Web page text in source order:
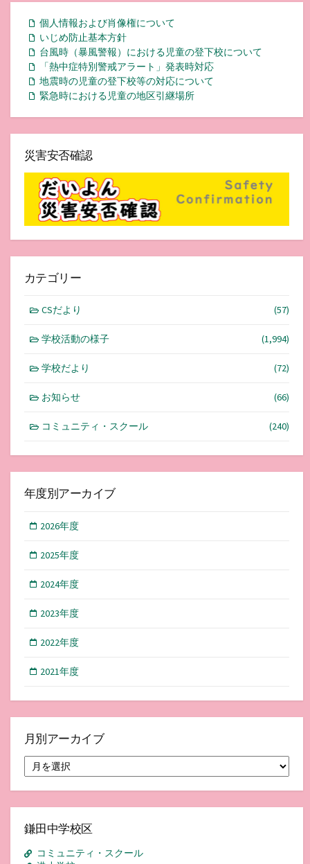
個人情報および肖像権について
いじめ防止基本方針
台風時（暴風警報）における児童の登下校について
「熱中症特別警戒アラート」発表時対応
地震時の児童の登下校等の対応について
緊急時における児童の地区引継場所
災害安否確認
カテゴリー
CSだより (57)
学校活動の様子 (1,994)
学校だより (72)
お知らせ (66)
コミュニティ・スクール (240)
年度別アーカイブ
2026年度
2025年度
2024年度
2023年度
2022年度
2021年度
月別アーカイブ
別
ア
イ
鎌田中学校区
コミュニティ・スクール